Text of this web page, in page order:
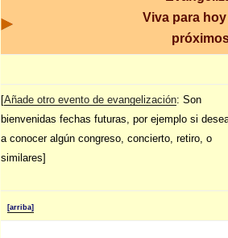
Viva para
[Añade otro evento de evangelización: Son
bienvenidas fechas futuras, por ejemplo si
a conocer algún congreso, concierto, retiro, o
similares]
[arriba]